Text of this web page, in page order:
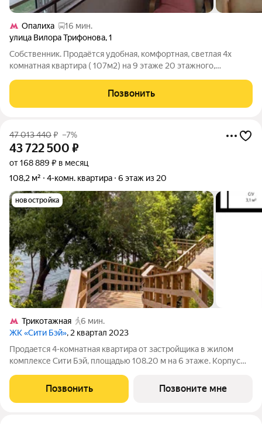
Опалиха
16 мин.
улица Вилора Трифонова,1
Собственник. Продаётся удобная, комфортная, светлая 4х
комнатная квартира ( 107м2) на 9 этаже 20 этажного,
комнаты изолированные. 2 санузла. Кухня 13м2 с выходом на
балкон. Очень много плюсов: большие
Позвонить
47 013 440₽ –7%
43 722 500 ₽
от 168 889 ₽ в месяц
108,2 м²
4-комн. квартира 6 этаж из 20
новостройка
Трикотажная
6 мин.
ЖК «Сити Бэй», 2 квартал 2023
Продается 4-комнатная квартира от застройщика в жилом
комплексе Сити Бэй, площадью 108.20 м на 6 этаже. Корпус
город в городе с отлично развитой инфраструктурой и
собственной благоустроенной
Позвонить Позвоните мне